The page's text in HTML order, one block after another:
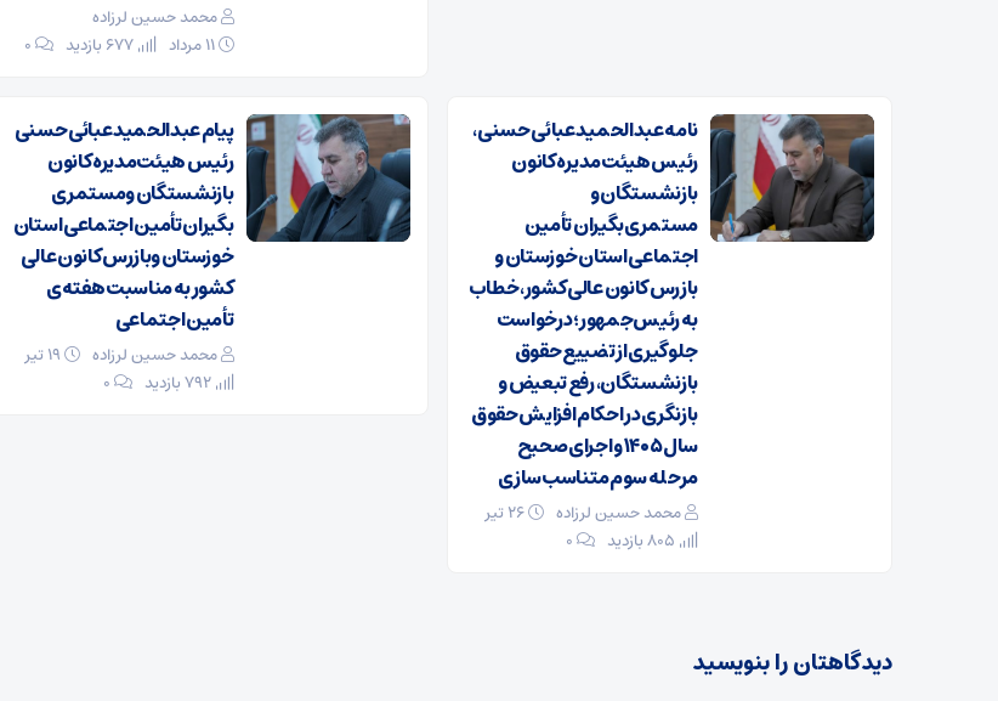
محمد حسین لرزاده
۱۱ مرداد
677 بازدید ۰
نامه عبدالحمید عبائی حسنی،
رئیس هیئت‌مدیره کانون
بازنشستگان و
مستمری‌بگیران تأمین
اجتماعی استان خوزستان و
بازرس کانون عالی کشور، خطاب
به رئیس‌جمهور؛ درخواست
جلوگیری از تضییع حقوق
بازنشستگان، رفع تبعیض و
بازنگری در احکام افزایش حقوق
سال ۱۴۰۵ و اجرای صحیح
مرحله سوم متناسب‌سازی
محمد حسین لرزاده
۰
پیام عبدالحمید عبائی حسنی
رئیس هیئت‌مدیره کانون
بازنشستگان ومستمری
بگیران تأمین اجتماعی استان
خوزستان وبازرس کانون عالی
کشور به مناسبت هفته‌ی
تأمین اجتماعی
محمد حسین لرزاده
792 بازدید
۰
دیدگاهتان را بنویسید